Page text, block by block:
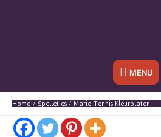
Onder
header
MENU
Home Spelletjes Mario Tennis Kleurplaten